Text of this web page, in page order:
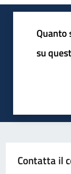
Quanto
su
Contatta il